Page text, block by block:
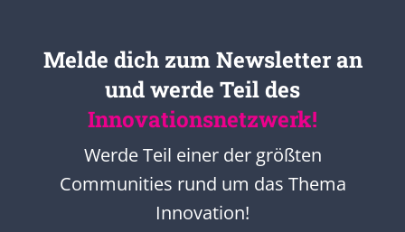
Melde dich zum Newsletter an
und werde Teil des
Innovationsnetzwerk!
Werde Teil einer der größten
Communities rund um das Thema
Innovation!